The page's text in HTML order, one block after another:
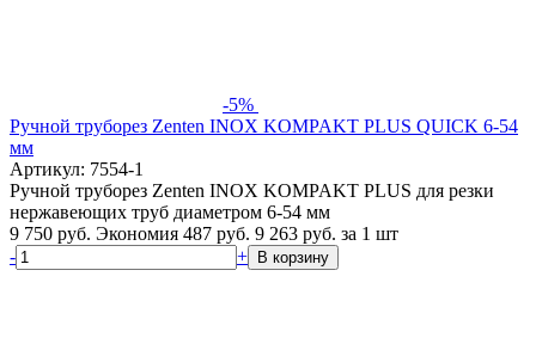
-5%
Ручной труборез Zenten INOX KOMPAKT PLUS QUICK 6-54
мм
Артикул: 7554-1
Ручной труборез Zenten INOX KOMPAKT PLUS для резки
нержавеющих труб диаметром 6-54 мм
9 750 руб. Экономия 487 руб. 9 263 руб. за 1 шт
-
+ В корзину